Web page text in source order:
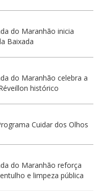
do Maranhão inicia
Baixada
do Maranhão celebra a
histórico
Cuidar dos Olhos
do Maranhão reforça
e limpeza pública